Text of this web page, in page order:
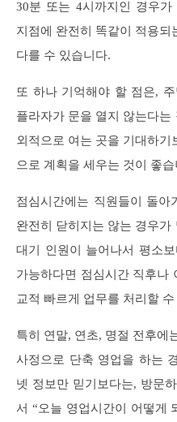
30분 또는 4시까지인 경우
지점에 완전히 똑같이 적용되
다를 수 있습니다.
또 하나 기억해야 할 점은,
플라자가 문을 열지 않는다는
외적으로 여는 곳을 기대하
으로 계획을 세우는 것이 좋습
점심시간에는 직원들이 돌
완전히 닫히지는 않는 경우
대기 인원이 늘어나서 평소
가능하다면 점심시간 직후나
교적 빠르게 업무를 처리할
특히 연말, 연초, 명절 전후에
사정으로 단축 영업을 하는
넷 정보만 믿기보다는, 방문
서 “오늘 영업시간이 어떻게